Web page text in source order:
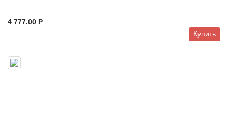
4 777.00 P
Купить